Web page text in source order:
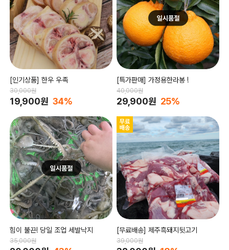
[인기상품] 한우 우족
30,000원
19,900원 34%
[특가판매] 가정용한라봉 !
40,000원
29,900원 25%
힘이 불끈! 당일 조업 세발낙지
35,000원
[무료배송] 제주흑돼지뒷고기
39,000원